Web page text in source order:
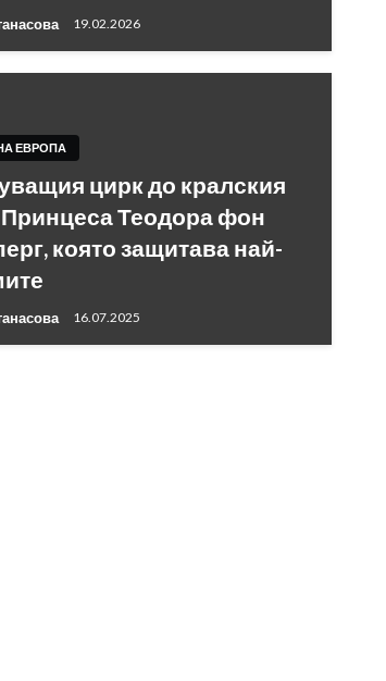
19.02.2026
ЕВРОПА
цирк до кралския
Теодора фон
която защитава най-
16.07.2025